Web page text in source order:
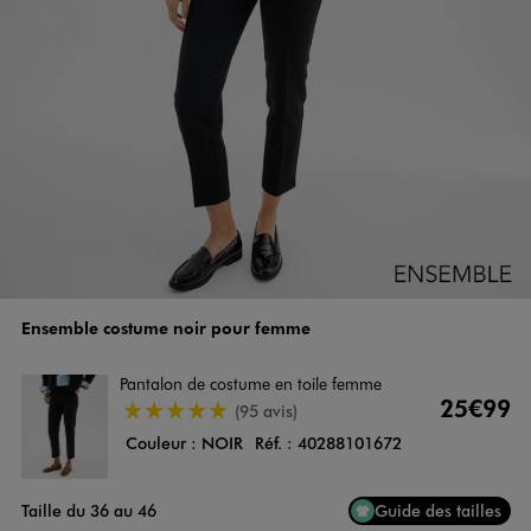
Ensemble costume noir pour femme
Pantalon de costume en toile femme
25€99
4.5/5 de moyenne
(95 avis)
Couleur : NOIR Réf. : 40288101672
Taille du 36 au 46 Guide des tailles